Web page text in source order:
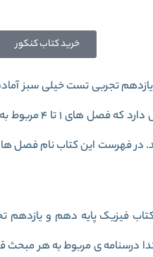
خرید کتاب کنکور
تجربی تست خیلی سبز
در فهرست این کتاب نام فصل
فیزیک پایه دهم و یازدهم
درسنامه ی مربوط به هر